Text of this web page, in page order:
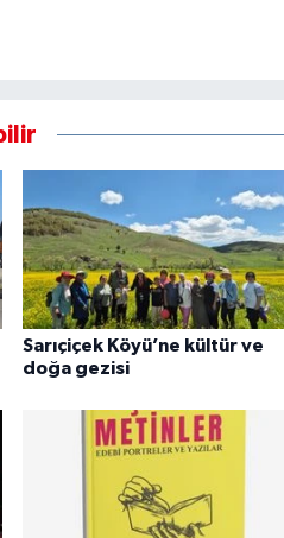
Sarıçiçek Köyü’ne kültür ve
doğa gezisi